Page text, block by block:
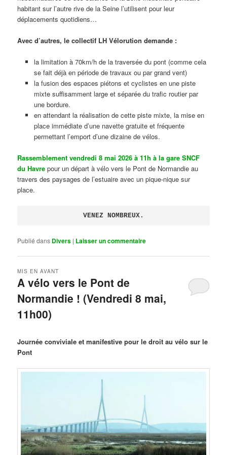
habitant sur l’autre rive de la Seine l’utilisent pour leur
déplacements quotidiens…
Avec d’autres, le collectif LH Vélorution demande :
la limitation à 70km/h de la traversée du pont (comme cela
se fait déjà en période de travaux ou par grand vent)
la fusion des espaces piétons et cyclistes en une piste
mixte suffisamment large et séparée du trafic routier par
une bordure.
en attendant la réalisation de cette piste mixte, la mise en
place immédiate d’une navette gratuite et fréquente
permettant l’emport d’une dizaine de vélos.
Rassemblement vendredi 8 mai 2026 à 11h à la gare SNCF
du Havre pour un départ à vélo vers le Pont de Normandie au
travers des paysages de l’estuaire avec un pique-nique sur
place.
VENEZ NOMBREUX.
Publié dans Divers | Laisser un commentaire
A vélo vers le Pont de
Normandie ! (Vendredi 8 mai,
11h00)
MIS EN AVANT
Journée conviviale et manifestive pour le droit au vélo sur le
Pont